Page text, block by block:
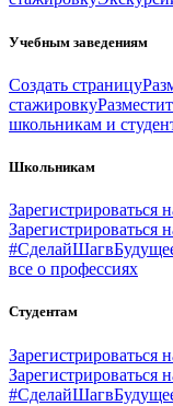
Учебным заведениям
Создать страницу
стажировку
школьникам и
Школьникам
Зарегистрироваться
все о профессиях
Студентам
Зарегистрироваться